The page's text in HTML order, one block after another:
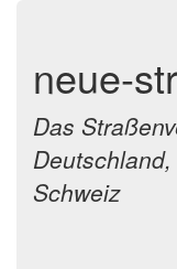
neue-
Das
Schweiz